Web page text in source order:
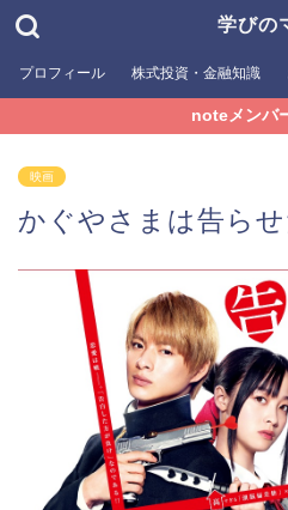
学びの
プロフィール 株式投資・金融知識
noteメンバ
映画
かぐやさまは告ら